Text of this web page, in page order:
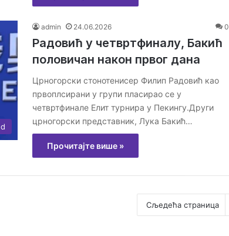
admin 24.06.2026 0
Радовић у четвртфиналу, Бакић
половичан након првог дана
Црногорски стонотенисер Филип Радовић као
првоплсирани у групи пласирао се у
четвртфинале Елит турнира у Пекингу.Други
црногорски представник, Лука Бакић…
Прочитајте више »
Сљедећа страница